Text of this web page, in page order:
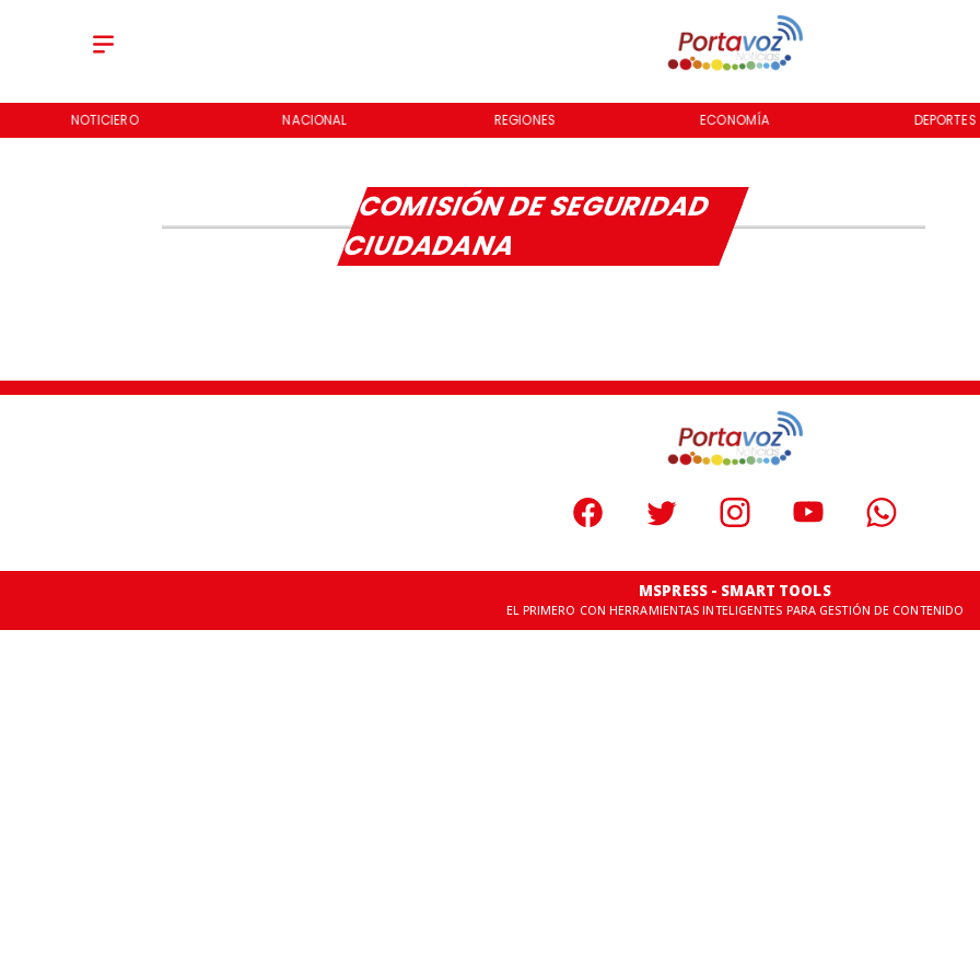
NOTICIERO NACIONAL REGIONES ECONOMÍA DEPORTES
COMISIÓN DE SEGURIDAD
CIUDADANA
MSPRESS - SMART TOOLS
EL PRIMERO CON HERRAMIENTAS INTELIGENTES PARA GESTIÓN DE CONTENIDO